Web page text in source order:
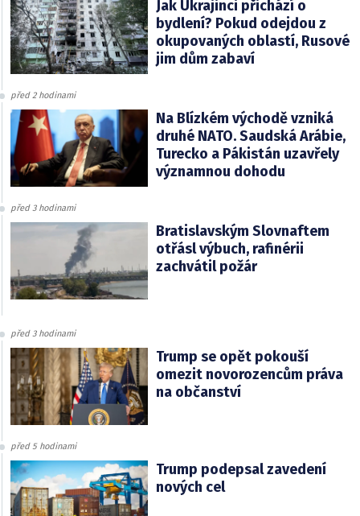
Jak Ukrajinci přichází o
bydlení? Pokud odejdou z
okupovaných oblastí, Rusové
jim dům zabaví
před 2 hodinami
Na Blízkém východě vzniká
druhé NATO. Saudská Arábie,
Turecko a Pákistán uzavřely
významnou dohodu
před 3 hodinami
Bratislavským Slovnaftem
otřásl výbuch, rafinérii
zachvátil požár
před 3 hodinami
Trump se opět pokouší
omezit novorozencům práva
na občanství
před 5 hodinami
Trump podepsal zavedení
nových cel